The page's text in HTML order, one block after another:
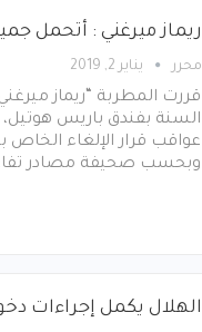
ريماز ميرغني : أتحمل
محرر يناير 2, 2019
قررت المطربة “ريماز
السنة بفندق باريس
عواقب قرار الإلغاء
وبحسب صحيفة مصادر
الهلال يكمل إجراءات